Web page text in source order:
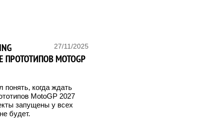
27/11/2025
MOTOGP
понять, когда ждать
MotoGP 2027
запущены у всех
будет.